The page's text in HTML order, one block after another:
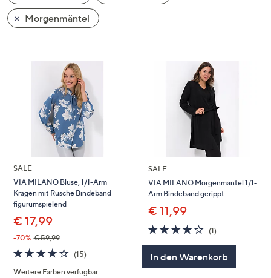
Sie
auf
anzuzeigen.
Morgenmäntel
SALE
VIA MILANO Bluse, 1/1-Arm
Kragen mit Rüsche Bindeband
figurumspielend
€ 17,99
-70% € 59,99
4.2
von
5
(15)15
Weitere Farben verfügbar
SALE
VIA MILANO Morgenmantel 1/1-
Arm Bindeband gerippt
€ 11,99
4.0
von
(1)1
In den Warenkorb